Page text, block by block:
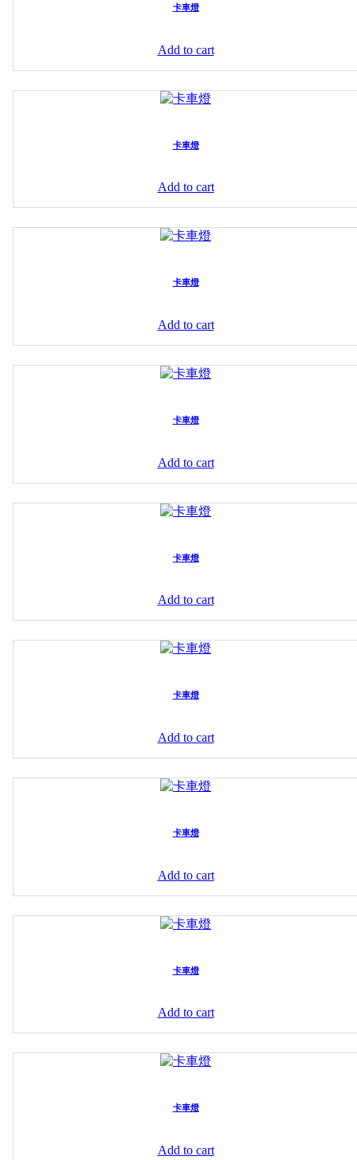
卡車燈
Add to cart
卡車燈
Add to cart
卡車燈
Add to cart
卡車燈
Add to cart
卡車燈
Add to cart
卡車燈
Add to cart
卡車燈
Add to cart
卡車燈
Add to cart
卡車燈
Add to cart